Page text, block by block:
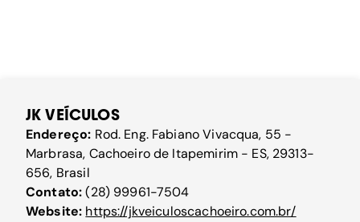
JK VEÍCULOS
Endereço: Rod. Eng. Fabiano Vivacqua, 55 -
Marbrasa, Cachoeiro de Itapemirim - ES, 29313-
656, Brasil
Contato:(28) 99961-7504
Website: https://jkveiculoscachoeiro.com.br/